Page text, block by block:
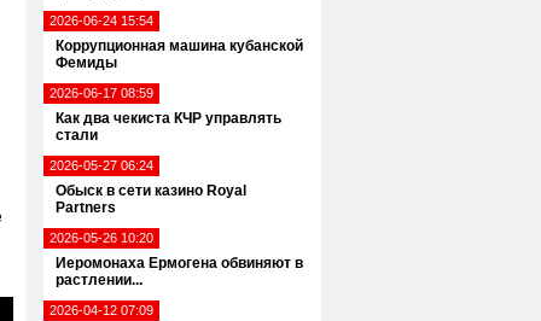
2026-06-24 15:54
Коррупционная машина кубанской
Фемиды
2026-06-17 08:59
Как два чекиста КЧР управлять
стали
2026-05-27 06:24
Обыск в сети казино Royal
Partners
2026-05-26 10:20
Иеромонаха Ермогена обвиняют в
растлении...
2026-04-12 07:09